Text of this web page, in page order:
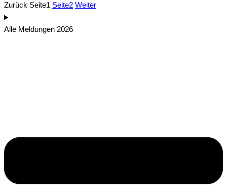
Zurück Seite1 Seite2 Weiter
Alle Meldungen 2026